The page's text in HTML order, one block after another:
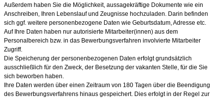
Außerdem haben Sie die Möglichkeit, aussagekräftige Dokumente wie ein
Anschreiben, Ihren Lebenslauf und Zeugnisse hochzuladen. Darin befinden
sich ggf. weitere personenbezogene Daten wie Geburtsdatum, Adresse etc.
Auf Ihre Daten haben nur autorisierte Mitarbeiter(innen) aus dem
Personalbereich bzw. in das Bewerbungsverfahren involvierte Mitarbeiter
Zugriff.
Die Speicherung der personenbezogenen Daten erfolgt grundsätzlich
ausschließlich für den Zweck, der Besetzung der vakanten Stelle, für die Sie
sich beworben haben.
Ihre Daten werden über einen Zeitraum von 180 Tagen über die Beendigung
des Bewerbungsverfahrens hinaus gespeichert. Dies erfolgt in der Regel zur